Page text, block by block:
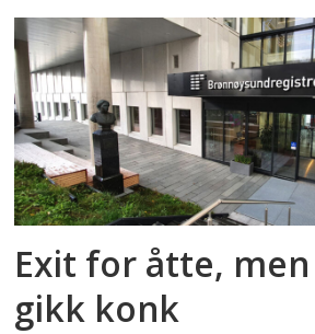
Exit for åtte,
gikk konk